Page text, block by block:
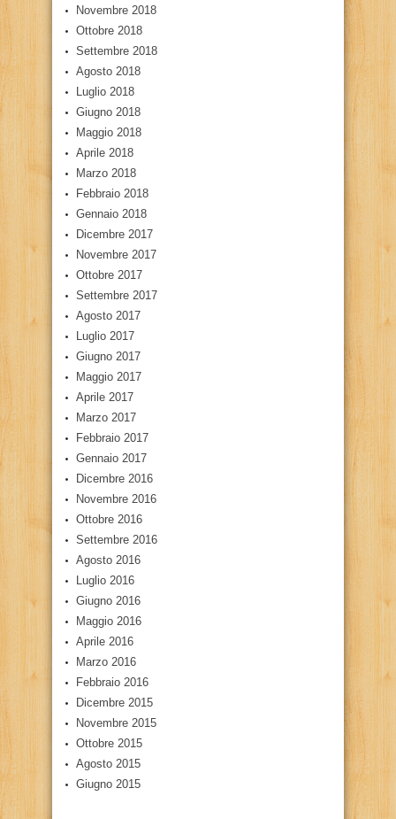
Novembre 2018
Ottobre 2018
Settembre 2018
Agosto 2018
Luglio 2018
Giugno 2018
Maggio 2018
Aprile 2018
Marzo 2018
Febbraio 2018
Gennaio 2018
Dicembre 2017
Novembre 2017
Ottobre 2017
Settembre 2017
Agosto 2017
Luglio 2017
Giugno 2017
Maggio 2017
Aprile 2017
Marzo 2017
Febbraio 2017
Gennaio 2017
Dicembre 2016
Novembre 2016
Ottobre 2016
Settembre 2016
Agosto 2016
Luglio 2016
Giugno 2016
Maggio 2016
Aprile 2016
Marzo 2016
Febbraio 2016
Dicembre 2015
Novembre 2015
Ottobre 2015
Agosto 2015
Giugno 2015